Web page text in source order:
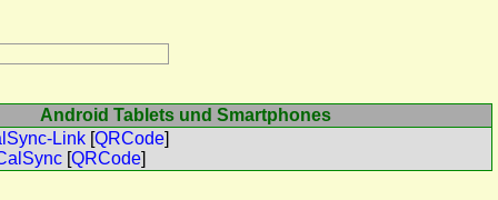
Android Tablets und Smartphones
Link [QRCode]
[QRCode]